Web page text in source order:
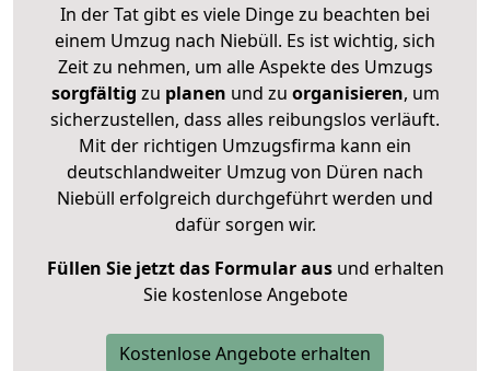
In der Tat gibt es viele Dinge zu beachten bei
einem Umzug nach Niebüll. Es ist wichtig, sich
Zeit zu nehmen, um alle Aspekte des Umzugs
sorgfältig zu planen und zu organisieren, um
sicherzustellen, dass alles reibungslos verläuft.
Mit der richtigen Umzugsfirma kann ein
deutschlandweiter Umzug von Düren nach
Niebüll erfolgreich durchgeführt werden und
dafür sorgen wir.
Füllen Sie jetzt das Formular ausund erhalten
Sie kostenlose Angebote
Kostenlose Angebote erhalten